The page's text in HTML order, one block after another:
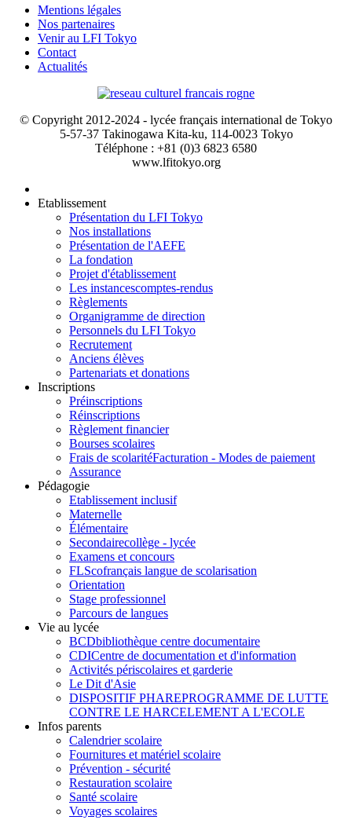
Mentions légales
Nos partenaires
Venir au LFI Tokyo
Contact
Actualités
© Copyright 2012-2024 - lycée français international de Tokyo
5-57-37 Takinogawa Kita-ku, 114-0023 Tokyo
Téléphone : +81 (0)3 6823 6580
www.lfitokyo.org
Etablissement
Présentation du LFI Tokyo
Nos installations
Présentation de l'AEFE
La fondation
Projet d'établissement
Les instancescomptes-rendus
Règlements
Organigramme de direction
Personnels du LFI Tokyo
Recrutement
Anciens élèves
Partenariats et donations
Inscriptions
Préinscriptions
Réinscriptions
Règlement financier
Bourses scolaires
Frais de scolaritéFacturation - Modes de paiement
Assurance
Pédagogie
Etablissement inclusif
Maternelle
Élémentaire
Secondairecollège - lycée
Examens et concours
FLScofrançais langue de scolarisation
Orientation
Stage professionnel
Parcours de langues
Vie au lycée
BCDbibliothèque centre documentaire
CDICentre de documentation et d'information
Activités périscolaires et garderie
Le Dit d'Asie
DISPOSITIF PHAREPROGRAMME DE LUTTE
CONTRE LE HARCELEMENT A L'ECOLE
Infos parents
Calendrier scolaire
Fournitures et matériel scolaire
Prévention - sécurité
Restauration scolaire
Santé scolaire
Voyages scolaires